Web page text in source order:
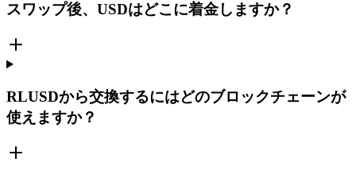
スワップ後、USDはどこに着金しますか？
RLUSDから交換するにはどのブロックチェーンが
使えますか？